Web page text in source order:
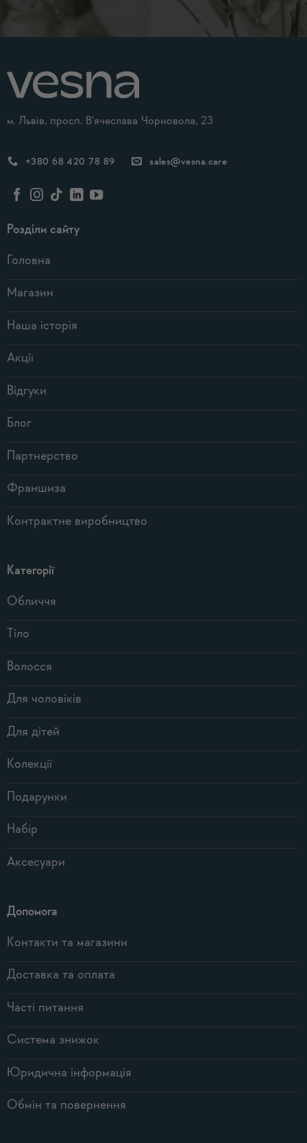
м. Львів, просп. В'ячеслава Чорновола, 23
+380 68 420 78 89 sales@vesna.care
Розділи сайту
Головна
Магазин
Наша історія
Акції
Відгуки
Блог
Партнерство
Франшиза
Контрактне виробництво
Категорії
Обличчя
Тіло
Волосся
Для чоловіків
Для дітей
Колекції
Подарунки
Набір
Аксесуари
Допомога
Контакти та магазини
Доставка та оплата
Часті питання
Система знижок
Юридична інформація
Обмін та повернення